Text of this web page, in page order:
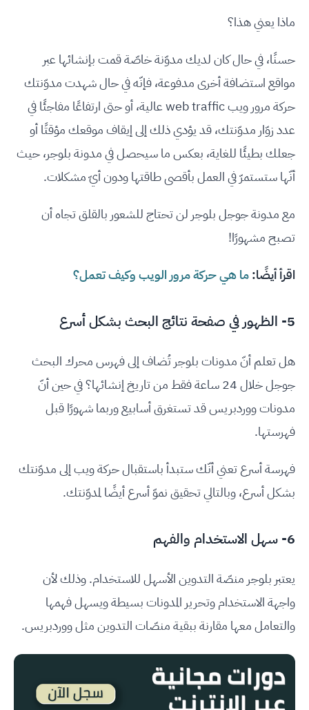
ماذا يعني هذا؟
حسنًا، في حال كان لديك مدوّنة خاصّة قمت بإنشائها عبر
مواقع استضافة أخرى مدفوعة، فإنّه في حال شهدت مدوّنتك
حركة مرور ويب web traffic عالية، أو حتى ارتفاعًا مفاجئًا في
عدد زوّار مدوّنتك، قد يؤدي ذلك إلى إيقاف موقعك مؤقتًا أو
جعلك بطيئًا للغاية، بعكس ما سيحصل في مدونة بلوجر، حيث
أنّها ستستمرّ في العمل بأقصى طاقتها ودون أيّ مشكلات.
مع مدونة جوجل بلوجر لن تحتاج للشعور بالقلق تجاه أن
تصبح مشهورًا!
اقرأ أيضًا:ما هي حركة مرور الويب وكيف تعمل؟
5- الظهور في صفحة نتائج البحث بشكل أسرع
هل تعلم أنّ مدونات بلوجر تُضاف إلى فهرس محرك البحث
جوجل خلال 24 ساعة فقط من تاريخ إنشائها؟ في حين أنّ
مدونات ووردبريس قد تستغرق أسابيع وربما شهورًا قبل
فهرستها.
فهرسة أسرع تعني أنّك ستبدأ باستقبال حركة ويب إلى مدوّنتك
بشكل أسرع، وبالتالي تحقيق نموّ أسرع أيضًا لمدوّنتك.
6- سهل الاستخدام والفهم
يعتبر بلوجر منصّة التدوين الأسهل للاستخدام. وذلك لأن
واجهة الاستخدام وتحرير المدونات بسيطة ويسهل فهمها
والتعامل معها مقارنة ببقية منصّات التدوين مثل ووردبريس.